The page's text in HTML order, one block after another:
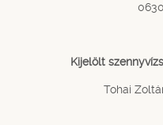
Kijelölt
Tohai